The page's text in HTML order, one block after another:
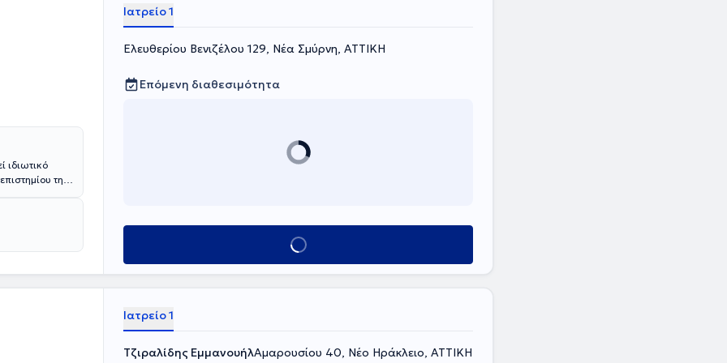
μέσω των
ιδιωτικό
της
Κλινική του
σεμινάρια
στον τομέα
Ιατρείο 1
Ελευθερίου Βενιζέλου 129, Νέα Σμύρνη, ΑΤΤΙΚΗ
Επόμενη διαθεσιμότητα
Κλείσε ραντεβού
Ιατρείο 1
Τζιραλίδης ΕμμανουήλΑμαρουσίου 40, Νέο Ηράκλειο, ΑΤΤΙΚΗ